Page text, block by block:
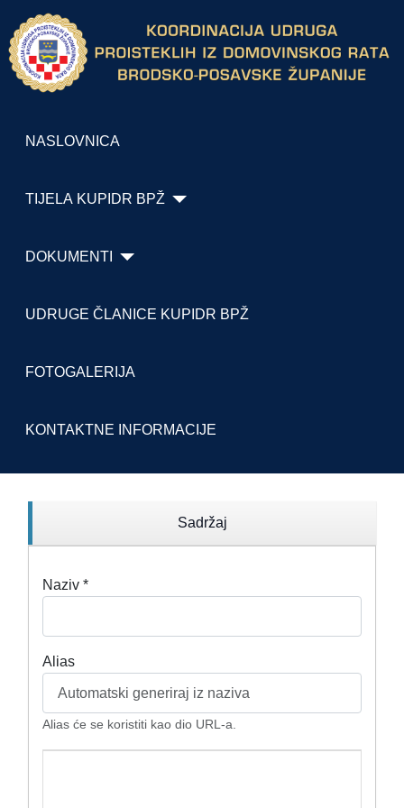
NASLOVNICA
TIJELA KUPIDR BPŽ
DOKUMENTI
UDRUGE ČLANICE KUPIDR BPŽ
FOTOGALERIJA
KONTAKTNE INFORMACIJE
Sadržaj
Naziv *
Alias
Alias će se koristiti kao dio URL-a.